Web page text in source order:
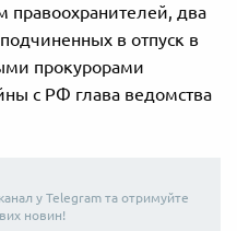
два
в отпуск в
прокурорами
с РФ глава ведомства
у Telegram та отримуйте
новин!